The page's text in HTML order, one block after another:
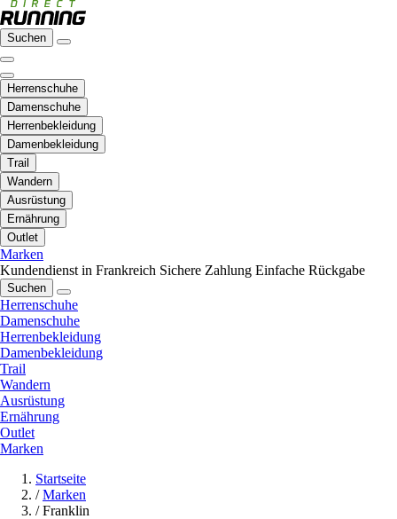
Suchen
Herrenschuhe
Damenschuhe
Herrenbekleidung
Damenbekleidung
Trail
Wandern
Ausrüstung
Ernährung
Outlet
Marken
Kundendienst in Frankreich Sichere Zahlung Einfache Rückgabe
Suchen
Herrenschuhe
Damenschuhe
Herrenbekleidung
Damenbekleidung
Trail
Wandern
Ausrüstung
Ernährung
Outlet
Marken
Startseite
/ Marken
/ Franklin